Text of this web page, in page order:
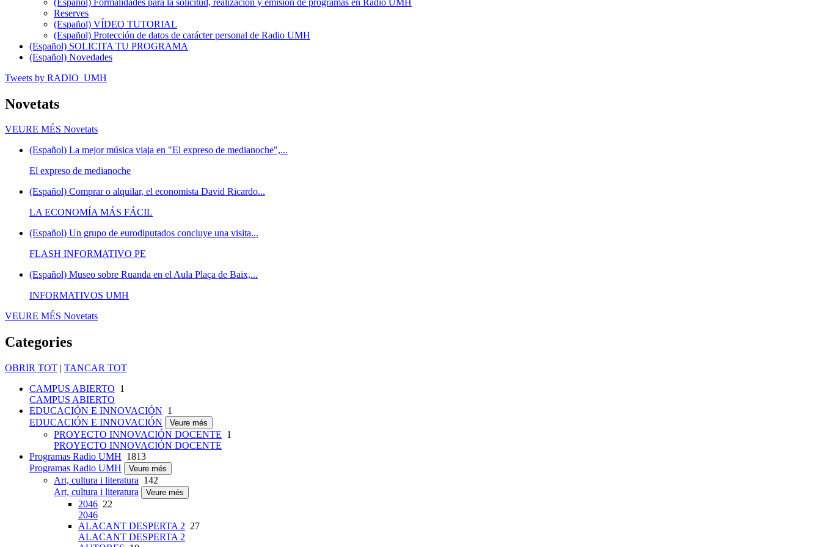
Reserves
(Español) VÍDEO TUTORIAL
(Español) Protección de datos de carácter personal de Radio UMH
(Español) SOLICITA TU PROGRAMA
(Español) Novedades
Tweets by RADIO_UMH
Novetats
VEURE MÉS Novetats
(Español) La mejor música viaja en "El expreso de medianoche",...
El expreso de medianoche
(Español) Comprar o alquilar, el economista David Ricardo...
LA ECONOMÍA MÁS FÁCIL
(Español) Un grupo de eurodiputados concluye una visita...
FLASH INFORMATIVO PE
(Español) Museo sobre Ruanda en el Aula Plaça de Baix,...
INFORMATIVOS UMH
VEURE MÉS Novetats
Categories
OBRIR TOT | TANCAR TOT
CAMPUS ABIERTO 1
CAMPUS ABIERTO
EDUCACIÓN E INNOVACIÓN 1
EDUCACIÓN E INNOVACIÓN
Veure més
PROYECTO INNOVACIÓN DOCENTE 1
PROYECTO INNOVACIÓN DOCENTE
Programas Radio UMH 1813
Programas Radio UMH
Veure més
Art, cultura i literatura 142
Art, cultura i literatura
Veure més
2046 22
2046
ALACANT DESPERTA 2 27
ALACANT DESPERTA 2